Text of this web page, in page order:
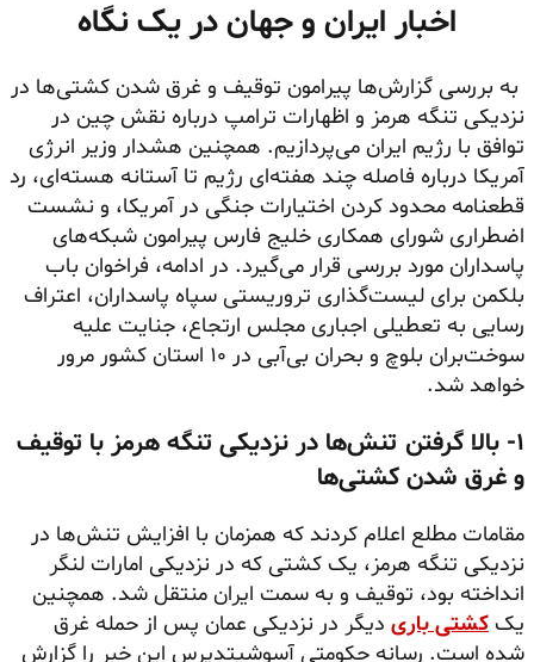
اخبار ایران و جهان در یک نگاه
به بررسی گزارش‌ها پیرامون توقیف و غرق شدن کشتی‌ها در
نزدیکی تنگه هرمز و اظهارات ترامپ درباره نقش چین در
توافق با رژیم ایران می‌پردازیم. همچنین هشدار وزیر انرژی
آمریکا درباره فاصله چند هفته‌ای رژیم تا آستانه هسته‌ای، رد
قطعنامه محدود کردن اختیارات جنگی در آمریکا، و نشست
اضطراری شورای همکاری خلیج فارس پیرامون شبکه‌های
پاسداران مورد بررسی قرار می‌گیرد. در ادامه، فراخوان باب
بلکمن برای لیست‌گذاری تروریستی سپاه پاسداران، اعتراف
رسایی به تعطیلی اجباری مجلس ارتجاع، جنایت علیه
سوخت‌بران بلوچ و بحران بی‌آبی در ۱۰ استان کشور مرور
خواهد شد.
۱- بالا گرفتن تنش‌ها در نزدیکی تنگه هرمز با توقیف
و غرق شدن کشتی‌ها
مقامات مطلع اعلام کردند که همزمان با افزایش تنش‌ها در
نزدیکی تنگه هرمز، یک کشتی که در نزدیکی امارات لنگر
انداخته بود، توقیف و به سمت ایران منتقل شد. همچنین
یک کشتی باری دیگر در نزدیکی عمان پس از حمله غرق
شده است. رسانه حکومتی آسوشیتدپرس این خبر را گزارش